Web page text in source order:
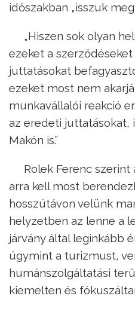
időszakban „isszuk meg
„Hiszen sok olyan
ezeket a
juttatásokat
ezeket most nem
munkavállalói reakció
az eredeti juttatásokat,
Makón is.”
Rolek Ferenc szerint
arra kell most
hosszútávon velünk
helyzetben az lenne a
járvány által leginkább
úgymint a turizmust,
humánszolgáltatási
kiemelten és